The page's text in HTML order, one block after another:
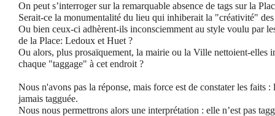
On peut s’interroger sur la remarquable absence de tags sur la
Serait-ce la monumentalité du lieu qui inhiberait la "créativité" des
Ou bien ceux-ci adhèrent-ils inconsciemment au style voulu par
de la Place: Ledoux et Huet ?
Ou alors, plus prosaïquement, la mairie ou la Ville nettoient-elles
chaque "taggage" à cet endroit ?
Nous n'avons pas la réponse, mais force est de constater les faits :
jamais tagguée.
Nous nous permettrons alors une interprétation : elle n’est pas